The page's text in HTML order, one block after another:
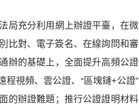
充分利用網上辦證平臺，在微
比對、電子簽名、在線詢問和審
辦的基礎上，全面提升高頻公證
視頻、雲公證、“區塊鏈+公證”
的辦證難題；推行公證證明材料